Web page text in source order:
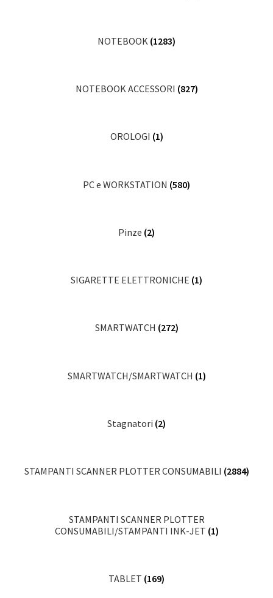
NOTEBOOK (1283)
NOTEBOOK ACCESSORI (827)
OROLOGI (1)
PC e WORKSTATION (580)
Pinze (2)
SIGARETTE ELETTRONICHE (1)
SMARTWATCH (272)
SMARTWATCH/SMARTWATCH (1)
Stagnatori (2)
STAMPANTI SCANNER PLOTTER CONSUMABILI (2884)
STAMPANTI SCANNER PLOTTER
CONSUMABILI/STAMPANTI INK-JET (1)
TABLET (169)